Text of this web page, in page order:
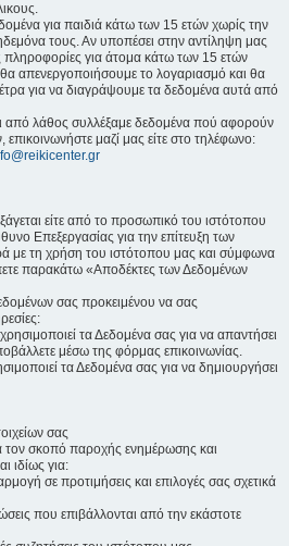
για παιδιά κάτω των 15 ετών χωρίς την
τους. Αν υποπέσει στην αντίληψη μας
πληροφορίες για άτομα κάτω των 15 ετών
απενεργοποιήσουμε το λογαριασμό και θα
για να διαγράψουμε τα δεδομένα αυτά από
από λάθος συλλέξαμε δεδομένα πού αφορούν
μαζί μας είτε στο τηλέφωνο:
είτε από το προσωπικό του ιστότοπου
Επεξεργασίας για την επίτευξη των
με τη χρήση του ιστότοπου μας και σύμφωνα
παρακάτω «Αποδέκτες των Δεδομένων
σας προκειμένου να σας
τα Δεδομένα σας για να απαντήσει
μέσω της φόρμας επικοινωνίας.
τα Δεδομένα σας για να δημιουργήσει
σας
τον σκοπό παροχής ενημέρωσης και
ιδίως για:
σε προτιμήσεις και επιλογές σας σχετικά
που επιβάλλονται από την εκάστοτε